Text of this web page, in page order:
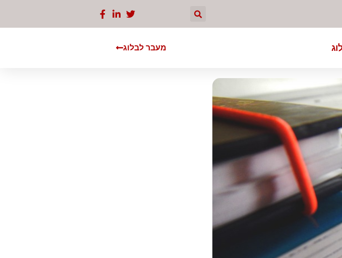
מעבר לבלוג